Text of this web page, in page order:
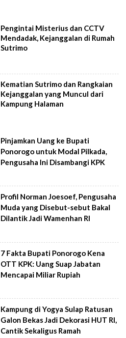
Pengintai Misterius dan CCTV
Mendadak, Kejanggalan di Rumah
Sutrimo
Kematian Sutrimo dan Rangkaian
Kejanggalan yang Muncul dari
Kampung Halaman
Pinjamkan Uang ke Bupati
Ponorogo untuk Modal Pilkada,
Pengusaha Ini Disambangi KPK
Profil Norman Joesoef, Pengusaha
Muda yang Disebut-sebut Bakal
Dilantik Jadi Wamenhan RI
7 Fakta Bupati Ponorogo Kena
OTT KPK: Uang Suap Jabatan
Mencapai Miliar Rupiah
Kampung di Yogya Sulap Ratusan
Galon Bekas Jadi Dekorasi HUT RI,
Cantik Sekaligus Ramah